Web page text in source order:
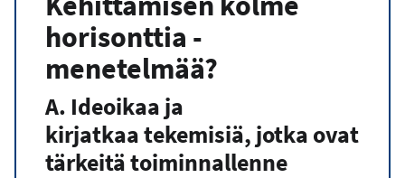
horisonttia -
menetelmää?
A. Ideoikaa ja
kirjatkaatekemisiä, jotka ovat
tärkeitä toiminnallenne